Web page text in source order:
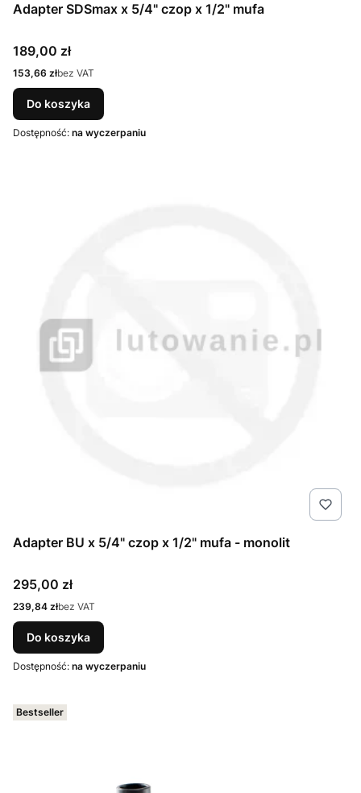
Adapter SDSmax x 5/4" czop x 1/2" mufa
Cena
189,00 zł
Cena
153,66 złbez VAT
Do koszyka
Dostępność: na wyczerpaniu
Adapter BU x 5/4" czop x 1/2" mufa - monolit
Cena
295,00 zł
Cena
239,84 złbez VAT
Do koszyka
Dostępność: na wyczerpaniu
Bestseller